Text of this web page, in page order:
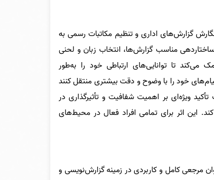
گزارش‌های اداری و تنظیم مکاتبات رسمی به
مناسب گزارش‌ها، انتخاب زبان و لحنی
می‌کند تا توانایی‌های ارتباطی خود را به‌طور
خود را با وضوح و دقت بیشتری منتقل کنند
تأکید ویژه‌ای بر اهمیت شفافیت و تأثیرگذاری در
این اثر برای تمامی افراد فعال در محیط‌های
مرجعی کامل و کاربردی در زمینه گزارش‌نویسی و